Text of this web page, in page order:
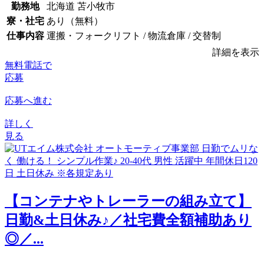
勤務地
北海道 苫小牧市
寮・社宅 あり（無料）
仕事内容 運搬・フォークリフト / 物流倉庫 / 交替制
詳細を表示
無料電話で
応募
応募へ進む
詳しく
見る
【コンテナやトレーラーの組み立て】
日勤&土日休み♪／社宅費全額補助あり
◎／...